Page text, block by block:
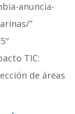
anuncia-
”
TIC:
de áreas